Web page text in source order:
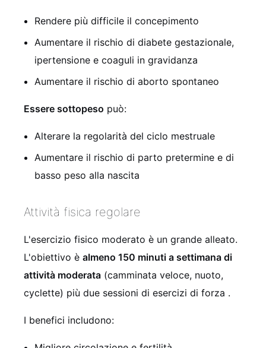
Rendere più difficile il concepimento
Aumentare il rischio di diabete gestazionale,
ipertensione e coaguli in gravidanza
Aumentare il rischio di aborto spontaneo
Essere sottopeso può:
Alterare la regolarità del ciclo mestruale
Aumentare il rischio di parto pretermine e di
basso peso alla nascita
Attività fisica regolare
L'esercizio fisico moderato è un grande alleato.
L'obiettivo è almeno 150 minuti a settimana di
attività moderata (camminata veloce, nuoto,
cyclette) più due sessioni di esercizi di forza .
I benefici includono: